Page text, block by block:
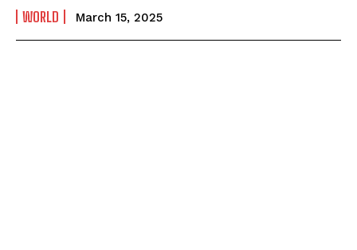
WORLD March 15, 2025